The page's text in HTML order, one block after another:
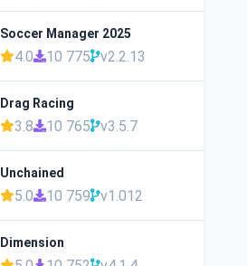
Soccer Manager 2025
4.0 10 775 v2.2.13
Drag Racing
3.8 10 765 v3.5.7
Unchained
5.0 10 759 v1.012
Dimension